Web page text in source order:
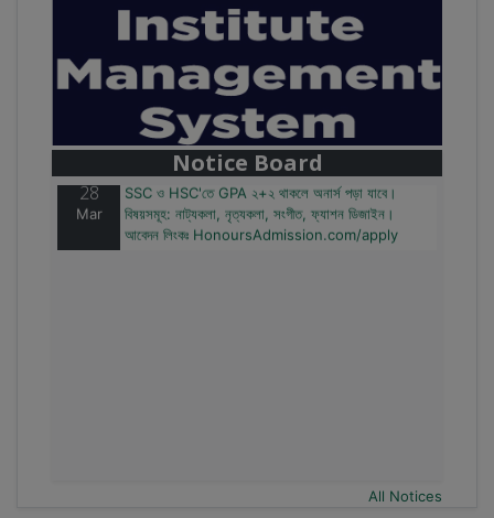
Notice Board
বাজেটের মধ্যে প্রাইভেট ইউনিভার্সিটিতে অনার্স পড়ার সুযোগ।
২০টির অধিক বিষয়, ৪ বছরে মোট খরচ ২ লক্ষ থেকে ৫ লক্ষ টাকা।
আবেদন লিংকঃ HonoursAdmission.com/apply
28
Mar
SSC ও HSC'তে GPA ২+২ থাকলে অনার্স পড়া যাবে।
বিষয়সমূহ: নাট্যকলা, নৃত্যকলা, সংগীত, ফ্যাশন ডিজাইন।
আবেদন লিংকঃ HonoursAdmission.com/apply
All Notices